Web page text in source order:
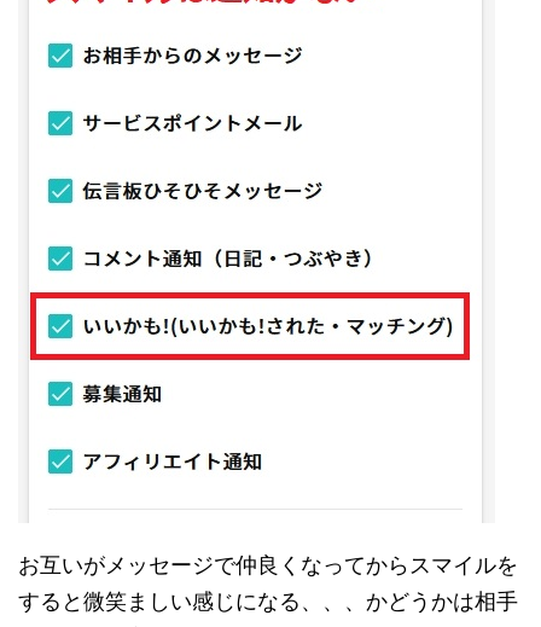
お互いがメッセージで仲良くなってからスマイルを
すると微笑ましい感じになる、、、かどうかは相手